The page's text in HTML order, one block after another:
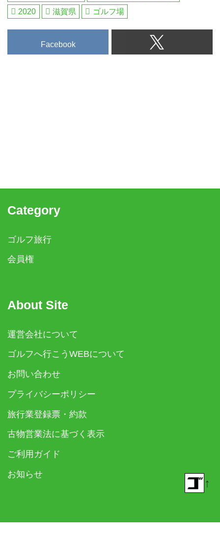
2020
滋賀県 ゴルフ場
Facebook
Category
ゴルフ旅行
会員権
About Site
運営会社について
ゴルフへ行こうWEBについて
お問い合わせ
プライバシーポリシー
旅行業登録票・約款
古物営業法に基づく表示
ご利用ガイド
お知らせ
↑